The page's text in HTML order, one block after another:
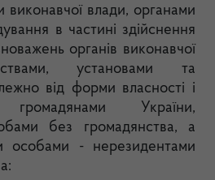
виконавчої влади, органами
в частині здійснення
органів виконавчої
установами та
від форми власності і
громадянами України,
без громадянства, а
особами - нерезидентами